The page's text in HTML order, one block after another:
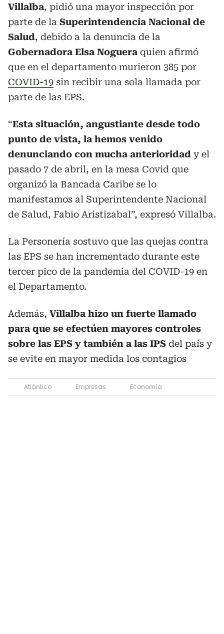
Villalba, pidió una mayor inspección por
parte de la Superintendencia Nacional de
Salud, debido a la denuncia de la
Gobernadora Elsa Noguera quien afirmó
que en el departamento murieron 385 por
COVID-19 sin recibir una sola llamada por
parte de las EPS.
“Esta situación, angustiante desde todo
punto de vista, la hemos venido
denunciando con mucha anterioridad y el
pasado 7 de abril, en la mesa Covid que
organizó la Bancada Caribe se lo
manifestamos al Superintendente Nacional
de Salud, Fabio Aristizabal”, expresó Villalba.
La Personería sostuvo que las quejas contra
las EPS se han incrementado durante este
tercer pico de la pandemia del COVID-19 en
el Departamento.
Además, Villalba hizo un fuerte llamado
para que se efectúen mayores controles
sobre las EPS y también a las IPS del país y
se evite en mayor medida los contagios
Atlántico Empresas Economía